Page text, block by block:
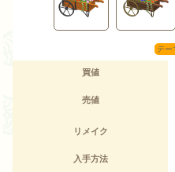
買値
売値
リメイク
入手方法